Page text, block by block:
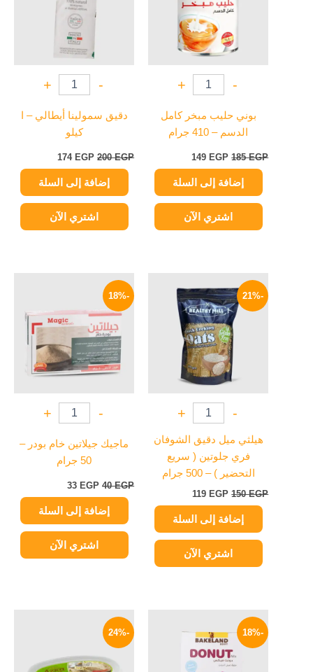
-
+
بوني حليب مبخر كامل
الدسم – 410 جرام
185EGP
149 EGP
إضافة إلى السلة
اشتري الآن
-
+
دقيق سمولينا أيطالي – ا
كيلو
200EGP
174 EGP
إضافة إلى السلة
اشتري الآن
-21%
-
+
هيلثي ميل دقيق الشوفان
فري جلوتين ( سريع
التحضير ) – 500 جرام
150EGP
الأصلي
هو:
150 EGP.
119 EGP
الحالي
هو:
119 EGP.
إضافة إلى السلة
اشتري الآن
-18%
-
+
ماجيك جيلاتين خام بودر –
50 جرام
40EGP
40 EGP.
33 EGP
33 EGP.
إضافة إلى السلة
اشتري الآن
-18%
هو:
65 EGP.
هو:
53 EGP.
-24%